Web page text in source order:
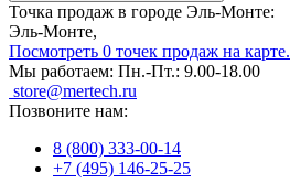
Точка продаж в городе Эль-Монте:
Эль-Монте,
Посмотреть 0 точек продаж на карте.
Мы работаем: Пн.-Пт.: 9.00-18.00
store@mertech.ru
Позвоните нам:
8 (800) 333-00-14
+7 (495) 146-25-25